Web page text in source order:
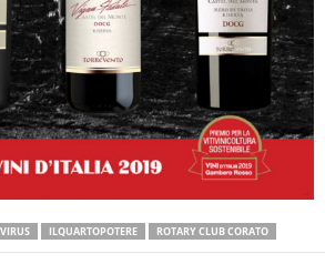
ILQUARTOPOTERE ROTARY CLUB CORATO